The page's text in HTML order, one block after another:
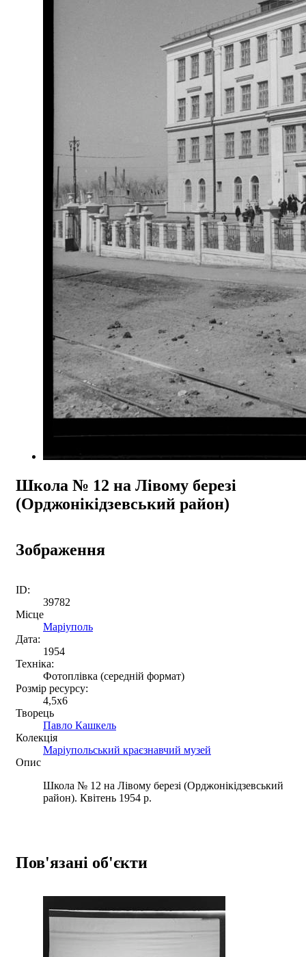
Школа № 12 на Лівому березі
(Орджонікідзевський район)
Зображення
ID:
39782
Місце
Маріуполь
Дата:
1954
Техніка:
Фотоплівка (середній формат)
Розмір ресурсу:
4,5x6
Творець
Павло Кашкель
Колекція
Маріупольський краєзнавчий музей
Опис
Школа № 12 на Лівому березі (Орджонікідзевський
район). Квітень 1954 р.
Пов'язані об'єкти